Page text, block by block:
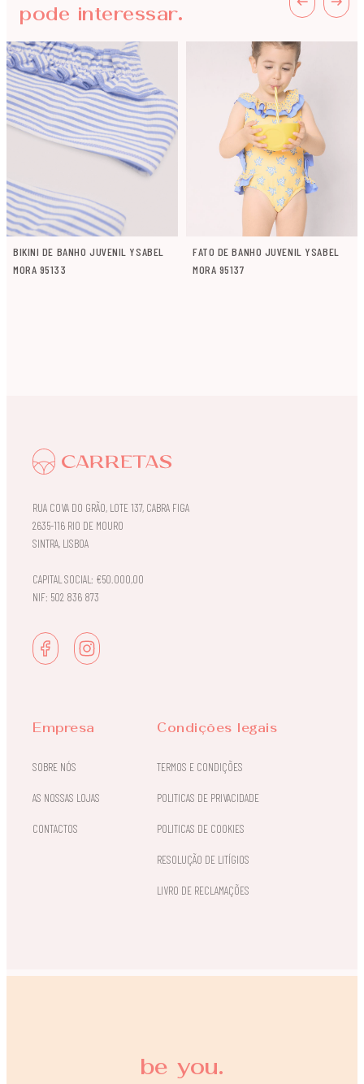
pode interessar.
BIKINI DE BANHO JUVENIL YSABEL
MORA 95133
FATO DE BANHO JUVENIL YSABEL
MORA 95137
RUA COVA DO GRÃO, LOTE 137, CABRA FIGA
2635-116 RIO DE MOURO
SINTRA, LISBOA
CAPITAL SOCIAL: €50.000,00
NIF: 502 836 873
Empresa
SOBRE NÓS
AS NOSSAS LOJAS
CONTACTOS
Condições legais
TERMOS E CONDIÇÕES
POLITICAS DE PRIVACIDADE
POLITICAS DE COOKIES
RESOLUÇÃO DE LITÍGIOS
LIVRO DE RECLAMAÇÕES
be you.